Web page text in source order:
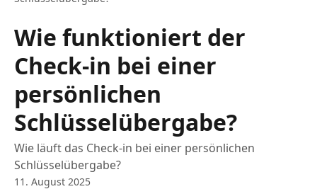
Wie funktioniert der
Check-in bei einer
persönlichen
Schlüsselübergabe?
Wie läuft das Check-in bei einer persönlichen
Schlüsselübergabe?
11. August 2025